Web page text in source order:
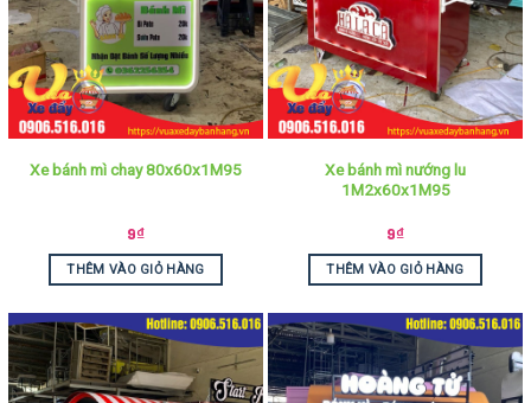
Xe bánh mì chay 80x60x1M95
9₫
THÊM VÀO GIỎ HÀNG
Xe bánh mì nướng lu
1M2x60x1M95
9₫
THÊM VÀO GIỎ HÀNG